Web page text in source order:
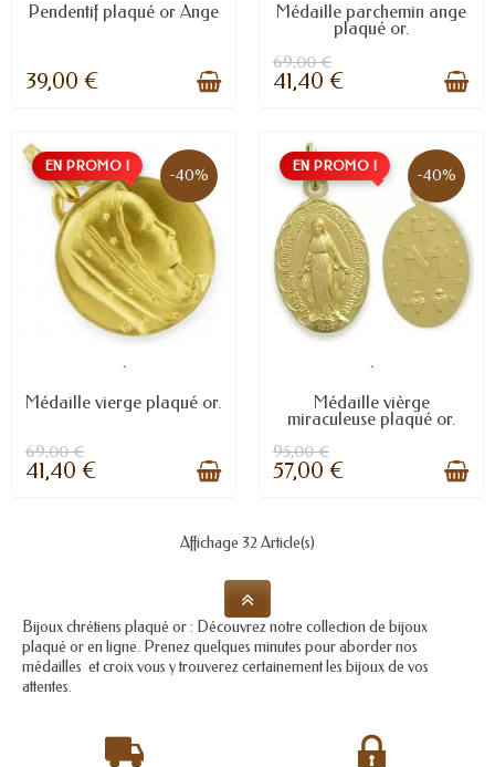
Pendentif plaqué or Ange
39,00 €
Médaille parchemin ange
plaqué or.
69,00 €
41,40 €
EN PROMO ! -40%
.
Médaille vierge plaqué or.
69,00 €
41,40 €
EN PROMO ! -40%
.
Médaille vièrge
miraculeuse plaqué or.
95,00 €
57,00 €
Affichage 32 Article(s)
Bijoux chrétiens plaqué or : Découvrez notre collection de bijoux
plaqué or en ligne. Prenez quelques minutes pour aborder nos
médailles et croix vous y trouverez certainement les bijoux de vos
attentes.